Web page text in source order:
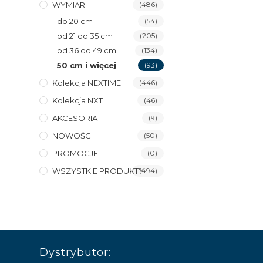
WYMIAR (486)
do 20 cm (54)
od 21 do 35 cm (205)
od 36 do 49 cm (134)
50 cm i więcej (93)
Kolekcja NEXTIME (446)
Kolekcja NXT (46)
AKCESORIA (9)
NOWOŚCI (50)
PROMOCJE (0)
WSZYSTKIE PRODUKTY(494)
Dystrybutor: